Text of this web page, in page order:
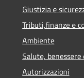
Giustizia e
Tributi,finanze e
Ambiente
Salute, benessere
Autorizzazioni